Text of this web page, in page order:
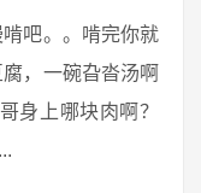
吧。。啃完你就
，一碗旮沓汤啊
身上哪块肉啊？